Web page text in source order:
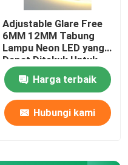
Adjustable Glare Free
6MM 12MM Tabung
Lampu Neon LED yang
Dapat Ditekuk Untuk
Dekorasi Interior
Harga terbaik
Hubungi kami